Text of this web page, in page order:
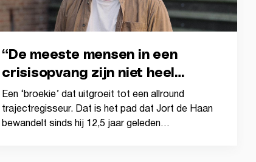
“De meeste mensen in een
crisisopvang zijn niet heel
anders dan jij en ik.”
Een ‘broekie’ dat uitgroeit tot een allround
trajectregisseur. Dat is het pad dat Jort de Haan
bewandelt sinds hij 12,5 jaar geleden…